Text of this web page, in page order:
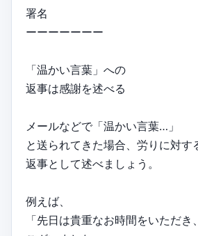
署名
ーーーーーーー
「温かい言葉」への
返事は感謝を述べる
メールなどで「温かい言葉…」
と送られてきた場合、労りに対す
返事として述べましょう。
例えば、
「先日は貴重なお時間をいただき